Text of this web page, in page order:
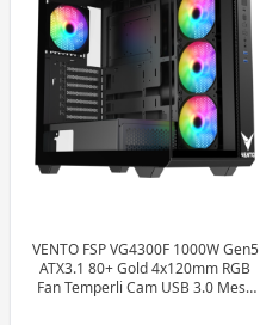
VENTO FSP VG4300F 1000W Gen5
ATX3.1 80+ Gold 4x120mm RGB
Fan Temperli Cam USB 3.0 Mesh